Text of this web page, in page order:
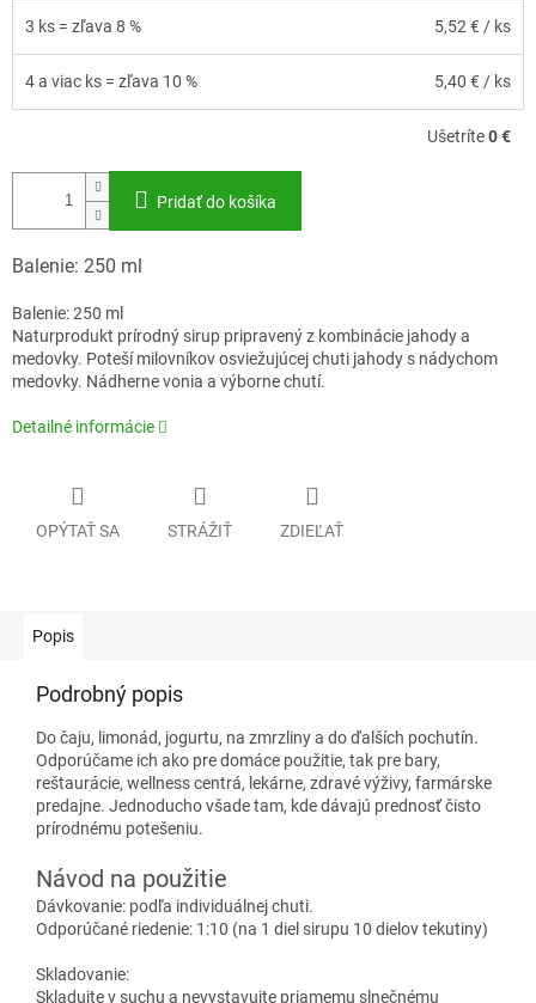
3 ks = zľava 8 % 5,52 € / ks
4 a viac ks = zľava 10 % 5,40 € / ks
Ušetríte0 €
Pridať do košíka
Balenie: 250 ml
Balenie: 250 ml
Naturprodukt prírodný sirup pripravený z kombinácie jahody a
medovky. Poteší milovníkov osviežujúcej chuti jahody s nádychom
medovky. Nádherne vonia a výborne chutí.
Detailné informácie
OPÝTAŤ SA STRÁŽIŤ ZDIEĽAŤ
Popis
Podrobný popis
Do čaju, limonád, jogurtu, na zmrzliny a do ďalších pochutín.
Odporúčame ich ako pre domáce použitie, tak pre bary,
reštaurácie, wellness centrá, lekárne, zdravé výživy, farmárske
predajne. Jednoducho všade tam, kde dávajú prednosť čisto
prírodnému potešeniu.
Návod na použitie
Dávkovanie: podľa individuálnej chuti.
Odporúčané riedenie: 1:10 (na 1 diel sirupu 10 dielov tekutiny)
Skladovanie:
Skladujte v suchu a nevystavujte priamemu slnečnému